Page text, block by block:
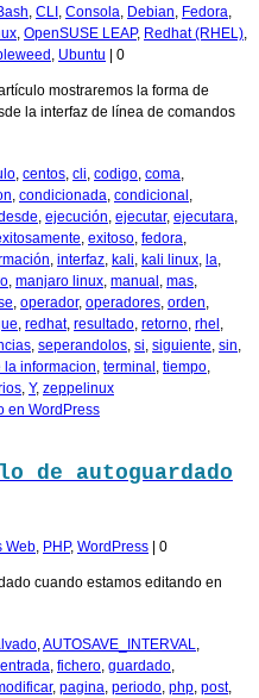
CLI Consola Debian Fedora
OpenSUSE LEAP, Redhat (RHEL)
Ubuntu | 0
mostraremos la forma de
la interfaz de línea de comandos
centos cli codigo coma
condicionada condicional
ejecución ejecutar, ejecutara
exitoso fedora
interfaz kali kali linux la
manjaro linux manual mas
operador, operadores orden
redhat, resultado retorno rhel
seperandolos si siguiente sin
informacion terminal tiempo
Y, zeppelinux
de autoguardado
Web, PHP, WordPress 0
cuando estamos editando en
,AUTOSAVE_INTERVAL,
entrada, fichero, guardado,
, pagina, periodo, php, post,